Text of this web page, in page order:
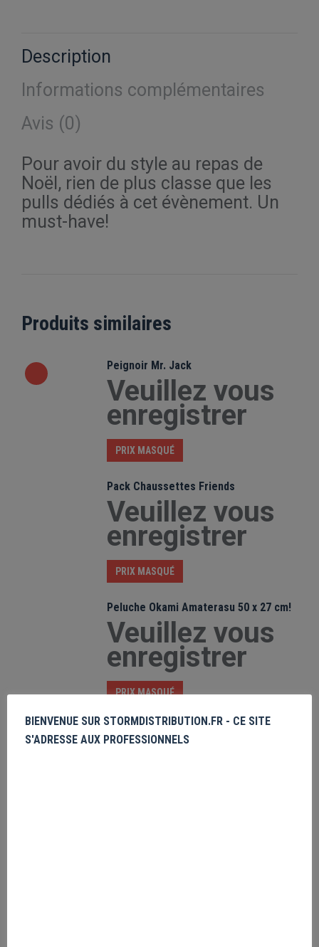
Description
Informations complémentaires
Avis (0)
Pour avoir du style au repas de
Noël, rien de plus classe que les
pulls dédiés à cet évènement. Un
must-have!
Produits similaires
Peignoir Mr. Jack
Veuillez vous
enregistrer
PRIX MASQUÉ
Pack Chaussettes Friends
Veuillez vous
enregistrer
PRIX MASQUÉ
Peluche Okami Amaterasu 50 x 27 cm!
Veuillez vous
enregistrer
PRIX MASQUÉ
Harry Potter Gryffindor Constellation
(Cropped Sweat)
BIENVENUE SUR STORMDISTRIBUTION.FR - CE SITE
S'ADRESSE AUX PROFESSIONNELS